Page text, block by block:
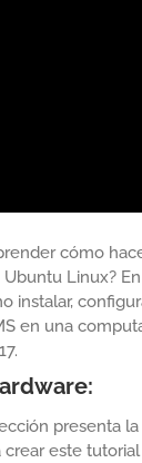
cómo
Linux?
instalar,
en una
presenta
crear este